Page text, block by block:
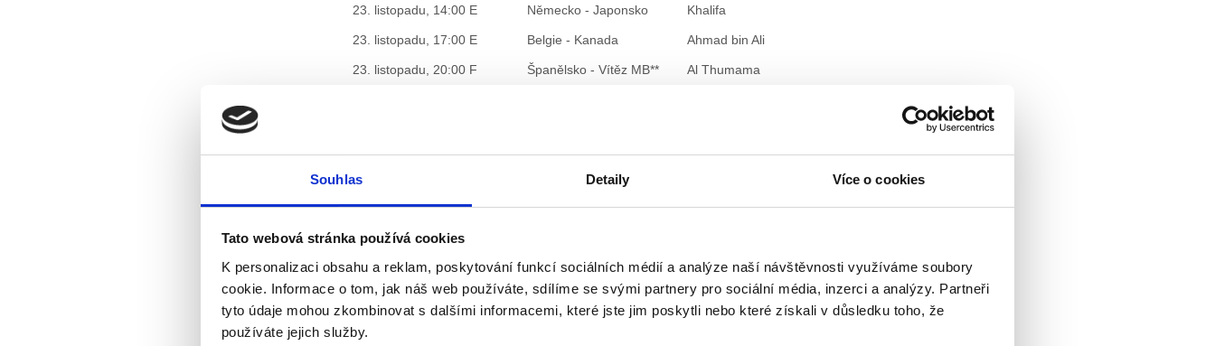
Souhlas Detaily Více o cookies
Tato webová stránka používá cookies
K personalizaci obsahu a reklam, poskytování funkcí sociálních médií a analýze naší návštěvnosti využíváme soubory
cookie. Informace o tom, jak náš web používáte, sdílíme se svými partnery pro sociální média, inzerci a analýzy. Partneři
tyto údaje mohou zkombinovat s dalšími informacemi, které jste jim poskytli nebo které získali v důsledku toho, že
používáte jejich služby.
23. listopadu, 14:00 E Německo - Japonsko Khalifa
23. listopadu, 17:00 E Belgie - Kanada Ahmad bin Ali
23. listopadu, 20:00 F Španělsko - Vítěz MB** Al Thumama
24. listopadu, 17:00 H Portugalsko - Ghana Stadium 974
24. listopadu, 20:00 Brazílie - Srbsko
25. listopadu, 11:00
25. listopadu, 17:00 A Khalifa
25. listopadu, 20:00 B Anglie - USA Al Bajt
26. listopadu, 11:00